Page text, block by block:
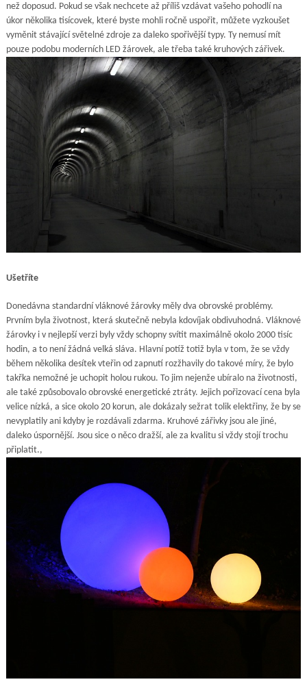
než doposud. Pokud se však nechcete až příliš vzdávat vašeho pohodlí na
úkor několika tisícovek, které byste mohli ročně uspořit, můžete vyzkoušet
vyměnit stávající světelné zdroje za daleko spořivější typy. Ty nemusí mít
pouze podobu moderních LED žárovek, ale třeba také kruhových zářivek.
Ušetříte
Donedávna standardní vláknové žárovky měly dva obrovské problémy.
Prvním byla životnost, která skutečně nebyla kdovíjak obdivuhodná. Vláknové
žárovky i v nejlepší verzi byly vždy schopny svítit maximálně okolo 2000 tisíc
hodin, a to není žádná velká sláva. Hlavní potíž totiž byla v tom, že se vždy
během několika desítek vteřin od zapnutí rozžhavily do takové míry, že bylo
takřka nemožné je uchopit holou rukou. To jim nejenže ubíralo na životnosti,
ale také způsobovalo obrovské energetické ztráty. Jejich pořizovací cena byla
velice nízká, a sice okolo 20 korun, ale dokázaly sežrat tolik elektřiny, že by se
nevyplatily ani kdyby je rozdávali zdarma. Kruhové zářivky jsou ale jiné,
daleko úspornější. Jsou sice o něco dražší, ale za kvalitu si vždy stojí trochu
připlatit.,